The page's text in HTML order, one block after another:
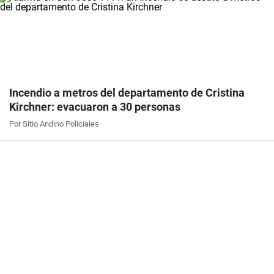
Incendio a metros del departamento de Cristina
Kirchner: evacuaron a 30 personas
Por Sitio Andino Policiales